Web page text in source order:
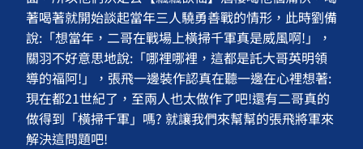
著喝著就開始談起當年三人驍勇善戰的情形，此時劉備
說:「想當年，二哥在戰場上橫掃千軍真是威風啊!」，
關羽不好意思地說:「哪裡哪裡，這都是託大哥英明領
導的福阿!」，張飛一邊裝作認真在聽一邊在心裡想著:
現在都21世紀了，至兩人也太做作了吧!還有二哥真的
做得到「橫掃千軍」嗎? 就讓我們來幫幫的張飛將軍來
解決這問題吧!